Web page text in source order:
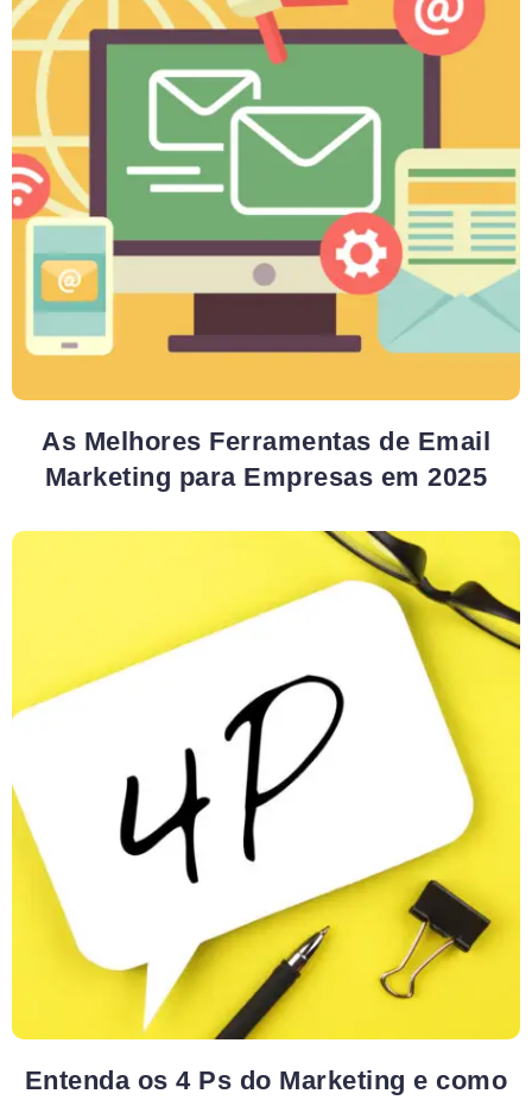
As Melhores Ferramentas de Email
Marketing para Empresas em 2025
Entenda os 4 Ps do Marketing e como